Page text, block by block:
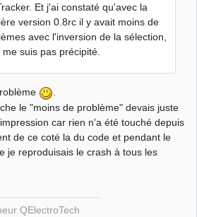
Et j'ai constaté qu'avec la
version 0.8rc il y avait moins de
avec l'inversion de la sélection,
me suis pas précipité.
le "moins de problème" devais juste
car rien n'a été touché depuis
de ce coté la du code et pendant le
je reproduisais le crash à tous les
QElectroTech